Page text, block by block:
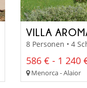
VILLA
8 Personen • 4
586 € - 1 240
Menorca - Alaior